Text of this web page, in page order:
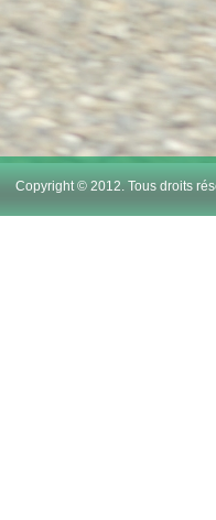
15
17
Copyright © 2012. Tous droits